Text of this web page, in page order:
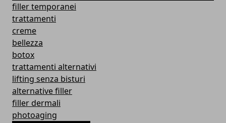
filler temporanei
trattamenti
creme
bellezza
botox
trattamenti alternativi
lifting senza bisturi
alternative filler
filler dermali
photoaging